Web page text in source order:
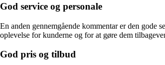
God service og personale
En anden gennemgående kommentar er den gode
oplevelse for kunderne og for at gøre dem
God pris og tilbud